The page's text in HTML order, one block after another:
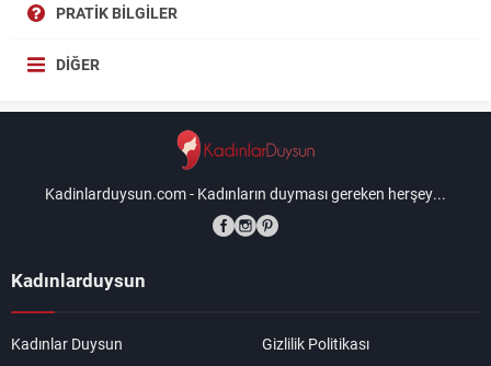
PRATIK BILGILER
DIĞER
Kadinlarduysun.com - Kadınların duyması gereken herşey...
Kadınlarduysun
Kadınlar Duysun Gizlilik Politikası